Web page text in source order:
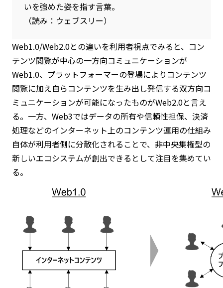
いを強めた姿を指す言葉。
（読み：ウェブスリー）
Web1.0/Web2.0との違いを利用者視点でみると、コン
テンツ閲覧が中心の一方向コミュニケーションが
Web1.0、プラットフォーマーの登場によりコンテンツ
閲覧に加え自らコンテンツを生み出し発信する双方向コ
ミュニケーションが可能になったものがWeb2.0と言え
る。一方、Web3ではデータの所有や信頼性担保、決済
処理などのインターネット上のコンテンツ運用の仕組み
自体が利用者側に分散化されることで、非中央集権型の
新しいエコシステムが創出できるとして注目を集めてい
る。